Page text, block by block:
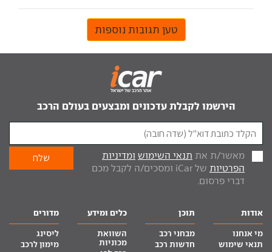
טען תגובות נוספות
הירשמו לקבלת עדכונים ומבצעים בעולם הרכב
מאשר/ת את תנאי השימוש ומדיניות
הפרטיות
של iCar ומסכים/ה לקבל מכם
דברי פרסום.
אודות
מי אנחנו
תנאי שימוש
תוכן
מבחני רכב
חדשות רכב
כלים ומידע
השוואת
מכוניות
מדורים
ליסינג
מימון לרכב